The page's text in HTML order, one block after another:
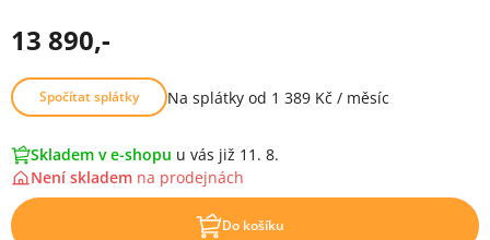
13 890,-
Spočítat splátky Na splátky od 1 389 Kč / měsíc
Skladem v e-shopu u vás již 11. 8.
Není skladem na prodejnách
Do košíku